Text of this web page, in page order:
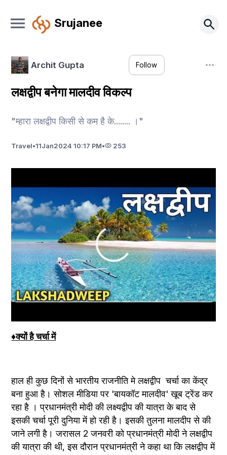
Srujanee
Archit Gupta Follow
लक्षद्वीप बनेगा मालदीव विकल्प
"म्हारा लक्षद्वीप किसी से कम है के........ ।"
Travel•11Jan2024 10:17 PM• 253
♦क्यों है चर्चा में
हाल ही कुछ दिनों से भारतीय राजनीति मे लक्षद्वीप  चर्चा का केंद्र
बना हुआ है। सोशल मीडिया पर 'बायकॉट मालदीव' खूब ट्रेंड कर
रहा है । प्रधानमंत्री मोदी की लक्ष्यद्वीप की यात्रा के बाद से
इसकी चर्चा पूरी दुनिया में हो रही है। इसकी तुलना मालदीप से की
जाने लगी है। जरासल 2 जनवरी को प्रधानमंत्री मोदी ने लक्षद्वीप
की यात्रा की थी, इस दौरान प्रधानमंत्री ने कहा था कि लक्षद्वीप में